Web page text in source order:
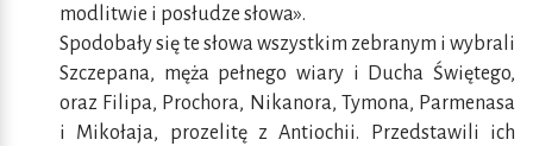
modlitwie i posłudze słowa».
Spodobały się te słowa wszystkim zebranym i wybrali
Szczepana, męża pełnego wiary i Ducha Świętego,
oraz Filipa, Prochora, Nikanora, Tymona, Parmenasa
i Mikołaja, prozelitę z Antiochii. Przedstawili ich